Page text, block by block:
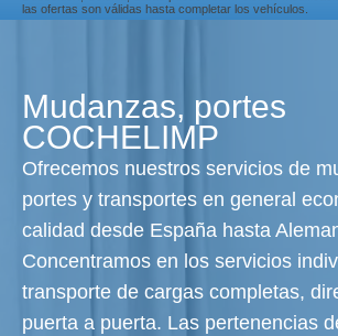
las ofertas son válidas hasta completar los vehículos.
Mudanzas, portes
COCHELIMP
Ofrecemos nuestros servicios de
portes y transportes en general
calidad desde España hasta
Concentramos en los servicios
transporte de cargas completas,
puerta a puerta. Las pertenencias